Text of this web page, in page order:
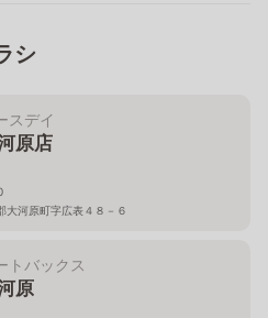
シ
スデイ
原店
大河原町字広表４８－６
トバックス
原